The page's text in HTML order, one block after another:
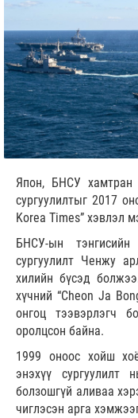
Япон, БНСУ хамтран
сургуулилтыг 2017
Korea Times” хэвлэл
БНСУ-ын тэнгисийн
сургуулилт Ченжу
хилийн бүсэд
хүчний “Cheon Ja
онгоц тээвэрлэгч
оролцсон байна.
1999 оноос хойш
энэхүү сургуулилт
болзошгүй аливаа
чиглэсэн арга